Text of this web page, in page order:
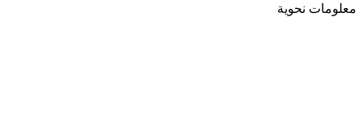
معلومات نحوية